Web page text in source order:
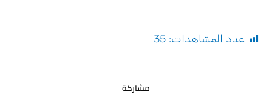
عدد المشاهدات: 35
مشاركة